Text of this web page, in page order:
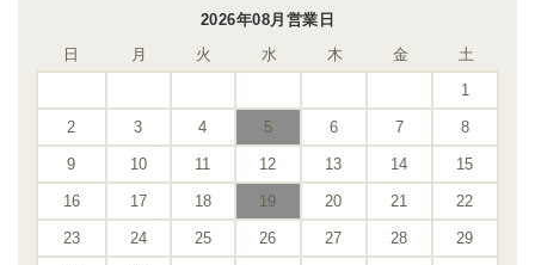
2026年08月営業日
日
月 火 水 木 金
土
1
2 3 4 5 6 7 8
9 10 11 12 13 14 15
16 17 18 19 20 21 22
23 24 25 26 27 28 29